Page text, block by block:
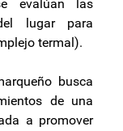
evalúan las
lugar para
termal).
busca
de una
a promover